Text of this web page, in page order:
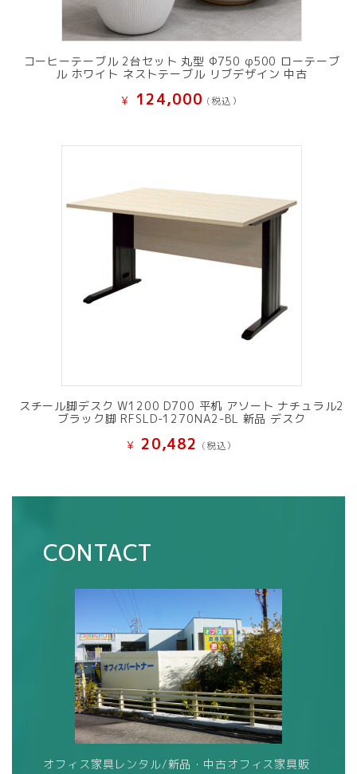
コーヒーテーブル 2台セット 丸型 Φ750 φ500 ローテーブ
ル ホワイト ネストテーブル リブデザイン 中古
¥ 124,000 (税込）
スチール脚デスク W1200 D700 平机 アソート ナチュラル2
ブラック脚 RFSLD-1270NA2-BL 新品 デスク
¥ 20,482 (税込）
CONTACT
オフィス家具レンタル/新品・中古オフィス家具販